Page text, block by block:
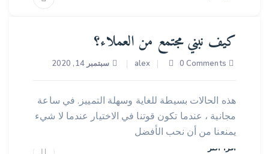
الناشر
كيف نبني مجتمع من العملاء؟
alex 0 Comments سبتمبر 14, 2020
هذه الحالات بسيطة للغاية وسهلة التمييز. في ساعة
مجانية ، عندما تكون قوتنا في الاختيار عندما لا شيء
يمنعنا من أن نحب الأفضل
اقرأ أكثر